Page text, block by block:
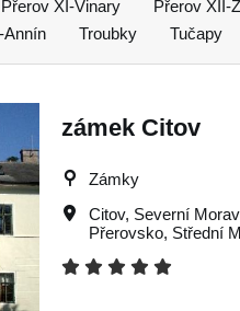
Přerov XI-Vinary Přerov XII-
Annín Troubky Tučapy
zámek Citov
Zámky
Citov, Severní
Přerovsko, Střední